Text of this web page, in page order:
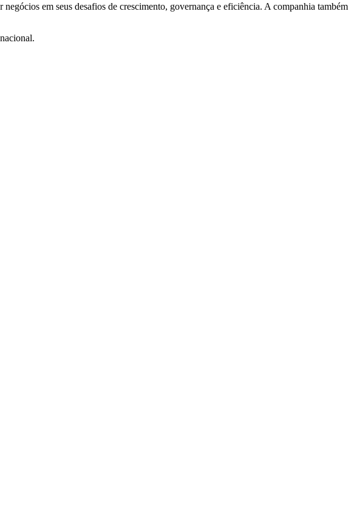
em seus desafios de crescimento, governança e eficiência. A companhia também